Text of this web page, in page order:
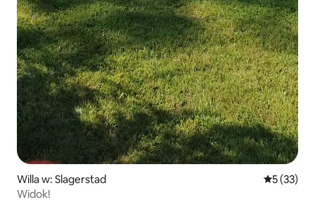
Willa w: Slagerstad Średnia
5 (33)
Widok!